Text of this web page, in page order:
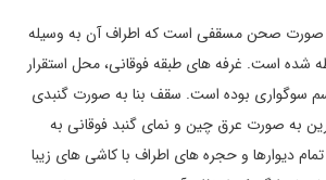
صورت صحن مسقفی است که اطراف آن به وسیله
شده است. غرفه های طبقه فوقانی، محل استقرار
سوگواری بوده است. سقف بنا به صورت گنبدی
به صورت عرق چین و نمای گنبد فوقانی به
دیوارها و حجره های اطراف با کاشی های زیبا